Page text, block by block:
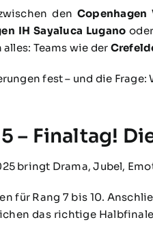
den Copenhagen
IH Sayaluca Lugano
Teams wie der
fest – und die
– Finaltag!
bringt Drama, Jubel,
für Rang 7 bis 10.
das richtige